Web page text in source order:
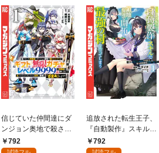
信じていた仲間達にダ
ンジョン奥地で殺され
かけたがギフト『無限
ガチャ』でレベル９９
792
追放された転生王子、
『自動製作』スキルで
領地を爆速で開拓し最
強の村を作ってしまう
792